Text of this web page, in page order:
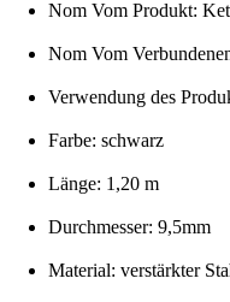
Nom Vom Produkt:
Nom Vom
Verwendung des
Farbe: schwarz
Länge: 1,20 m
Durchmesser: 9,5mm
Material: verstärkter